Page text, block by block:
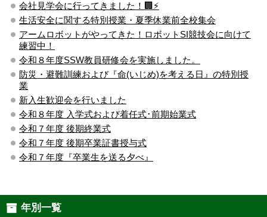
会社見学会に行ってきました！🏢⚡️
生活安全に関する特別授業・夏季休業前全校集会
アームロボットがやってきた！ロボットSI競技会に向けて
練習中！
令和８年度SSW教員研修会を実施しました。
防災・避難訓練および『命(いじめ)を考える日』の特別授
業
新入生歓迎会を行いました
令和８年度 入学式および着任式･前期始業式
令和７年度 後期終業式
令和７年度 後期卒業証書授与式
令和７年度『卒業生を送る夕べ』
年別一覧